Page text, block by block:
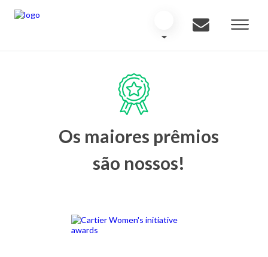
Os maiores prêmios
são nossos!